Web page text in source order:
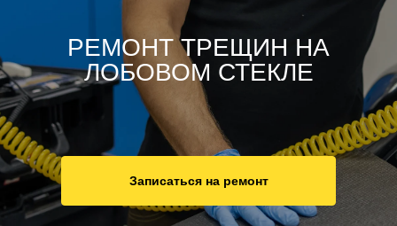
РЕМОНТ ТРЕЩИН НА
ЛОБОВОМ СТЕКЛЕ
Записаться на ремонт